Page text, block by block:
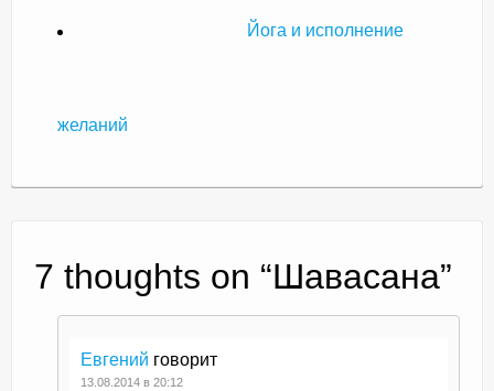
Йога и исполнение
желаний
7 thoughts on “Шавасана”
Евгений говорит
13.08.2014 в 20:12